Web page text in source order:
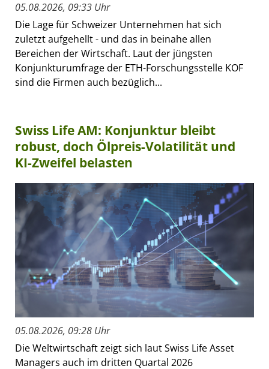
05.08.2026, 09:33 Uhr
Die Lage für Schweizer Unternehmen hat sich
zuletzt aufgehellt - und das in beinahe allen
Bereichen der Wirtschaft. Laut der jüngsten
Konjunkturumfrage der ETH-Forschungsstelle KOF
sind die Firmen auch bezüglich...
Swiss Life AM: Konjunktur bleibt
robust, doch Ölpreis-Volatilität und
KI-Zweifel belasten
05.08.2026, 09:28 Uhr
Die Weltwirtschaft zeigt sich laut Swiss Life Asset
Managers auch im dritten Quartal 2026